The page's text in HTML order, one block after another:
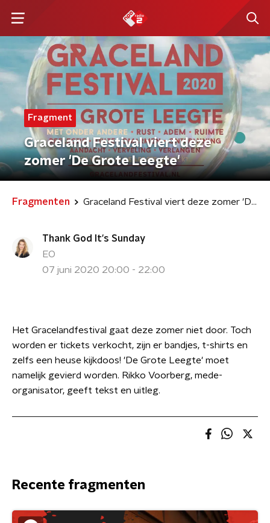
Fragment
Graceland Festival viert deze
zomer 'De Grote Leegte'
Fragmenten Graceland Festival viert deze zomer 'De Grote Leegte'
Thank God It's Sunday
EO
07 juni 2020 20:00 - 22:00
Het Gracelandfestival gaat deze zomer niet door. Toch
worden er tickets verkocht, zijn er bandjes, t-shirts en
zelfs een heuse kijkdoos! 'De Grote Leegte' moet
namelijk gevierd worden. Rikko Voorberg, mede-
organisator, geeft tekst en uitleg.
Recente fragmenten